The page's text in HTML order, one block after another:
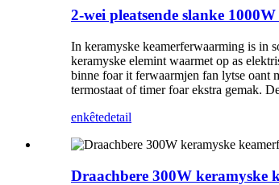
2-wei pleatsende slanke
In keramyske keamerferwaarming is in
keramyske elemint waarmet op as
binne foar it ferwaarmjen fan lytse oant
termostaat of timer foar ekstra gemak.
enkêtedetail
Draachbere 300W keramyske